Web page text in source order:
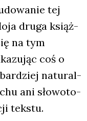
tej
dru­ga książ­
na tym
coś o
bar­dziej natu­ral­
ani sło­wo­to­
tek­stu.